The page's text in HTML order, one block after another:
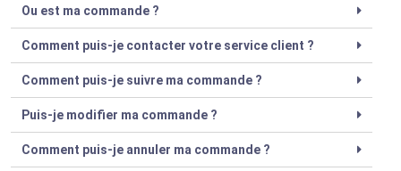
Ou est ma commande ?
Comment puis-je contacter votre service client ?
Comment puis-je suivre ma commande ?
Puis-je modifier ma commande ?
Comment puis-je annuler ma commande ?